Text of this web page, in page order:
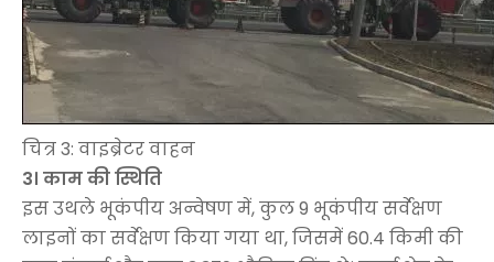
चित्र 3: वाइब्रेटर वाहन
3। काम की स्थिति
इस उथले भूकंपीय अन्वेषण में, कुल 9 भूकंपीय सर्वेक्षण
लाइनों का सर्वेक्षण किया गया था, जिसमें 60.4 किमी की